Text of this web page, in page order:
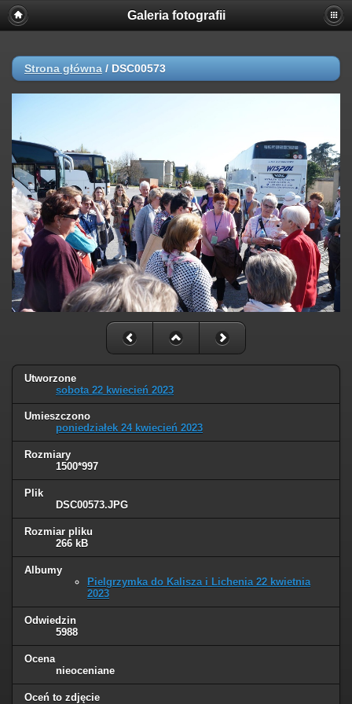
Galeria fotografii
Strona główna / DSC00573
Utworzone
sobota 22 kwiecień 2023
Umieszczono
poniedziałek 24 kwiecień 2023
Rozmiary
1500*997
Plik
DSC00573.JPG
Rozmiar pliku
266 kB
Albumy
Pielgrzymka do Kalisza i Lichenia 22 kwietnia
2023
Odwiedzin
5988
Ocena
nieoceniane
Oceń to zdjęcie